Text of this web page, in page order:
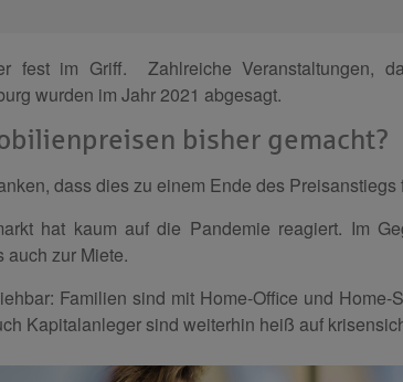
fest im Griff. Zahlreiche Veranstaltungen,
wurden im Jahr 2021 abgesagt.
bisher gemacht?
dass dies zu einem Ende des Preisanstiegs
hat kaum auf die Pandemie reagiert. Im
auch zur Miete.
Familien sind mit Home-Office und Home-
Kapitalanleger sind weiterhin heiß auf